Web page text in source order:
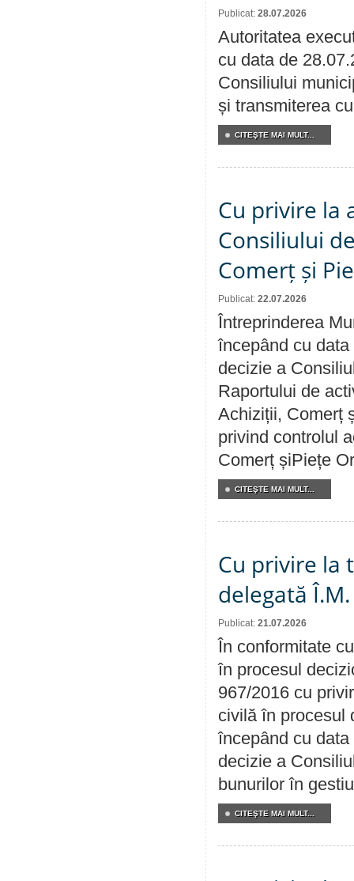
Publicat: 28.07.2026
Autoritatea
cu data de
Consiliului
și transmiterea
CITEŞTE MAI MULT...
Cu privire la
Consiliului
Comerț și
Publicat: 22.07.2026
Întreprinderea
începând cu
decizie a
Raportului de
Achiziții, Comerț
privind controlul
Comerț șiPiețe
CITEŞTE MAI MULT...
Cu privire la
delegată
Publicat: 21.07.2026
În conformitate
în procesul
967/2016 cu
civilă în procesul
începând cu
decizie a
bunurilor în
CITEŞTE MAI MULT...